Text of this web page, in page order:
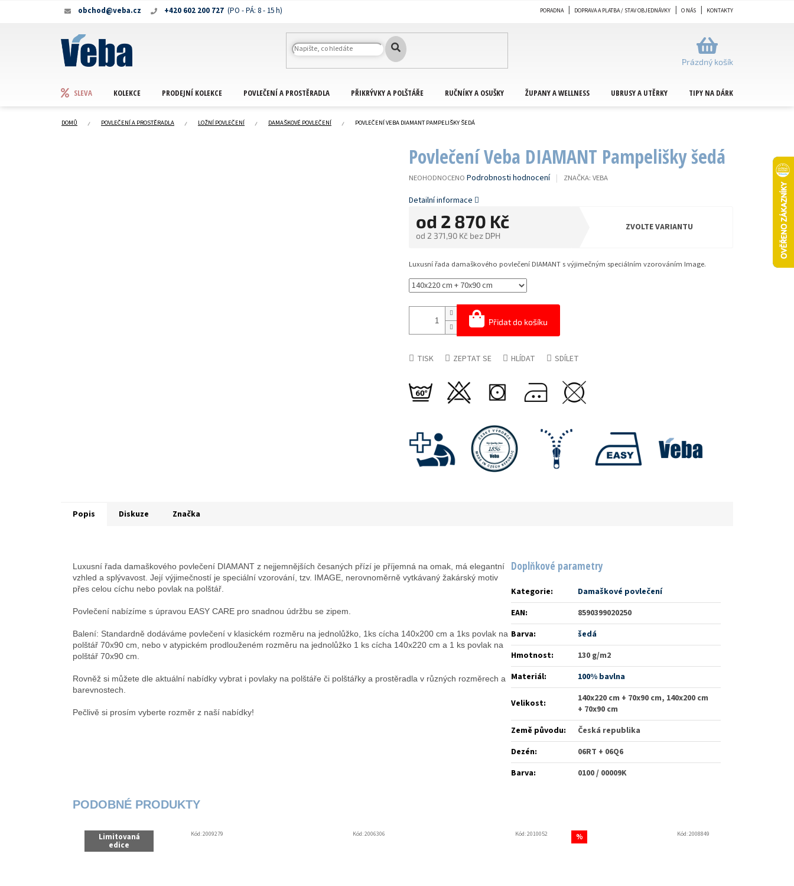
+420 602 200 727
obchod@veba.cz PORADNA DOPRAVA A PLATBA / STAV OBJEDNÁVKY O NÁS KONTAKTY
NÁKUPNÍ
KOŠÍK
Prázdný košík
SLEVA KOLEKCE PRODEJNÍ KOLEKCE POVLEČENÍ A PROSTĚRADLA PŘIKRÝVKY A POLŠTÁŘE RUČNÍKY A OSUŠKY ŽUPANY A WELLNESS UBRUSY A UTĚRKY TIPY NA DÁRKY
DOMŮ POVLEČENÍ A PROSTĚRADLA LOŽNÍ POVLEČENÍ DAMAŠKOVÉ POVLEČENÍ POVLEČENÍ VEBA DIAMANT PAMPELIŠKY ŠEDÁ
Povlečení Veba DIAMANT Pampelišky šedá
PRŮMĚRNÉ
PRODUKTU
NEOHODNOCENO Podrobnosti hodnocení ZNAČKA: VEBA
od 2 870 Kč
od 2 371,90 Kč bez DPH
cena:
ZVOLTE VARIANTU
Přidat do košíku
Luxusní řada damaškového povlečení DIAMANT s výjimečným speciálním vzorováním Image.
Detailní informace
TISK ZEPTAT SE HLÍDAT SDÍLET
Popis Diskuze Značka
Luxusní řada damaškového povlečení DIAMANT z nejjemnějších česaných přízí je příjemná na omak, má elegantní
vzhled a splývavost. Její výjimečností je speciální vzorování, tzv. IMAGE, nerovnoměrně vytkávaný žakárský motiv
přes celou cíchu nebo povlak na polštář.
Povlečení nabízíme s úpravou EASY CARE pro snadnou údržbu se zipem.
Balení: Standardně dodáváme povlečení v klasickém rozměru na jednolůžko, 1ks cícha 140x200 cm a 1ks povlak na
polštář 70x90 cm, nebo v atypickém prodlouženém rozměru na jednolůžko 1 ks cícha 140x220 cm a 1 ks povlak na
polštář 70x90 cm.
Rovněž si můžete dle aktuální nabídky vybrat i povlaky na polštáře či polštářky a prostěradla v různých rozměrech a
barevnostech.
Pečlivě si prosím vyberte rozměr z naší nabídky!
Doplňkové parametry
Kategorie:
Damaškové povlečení
EAN:
8590399020250
Barva:
šedá
Hmotnost:
130 g/m2
Materiál: 100% bavlna
Velikost:
140x220 cm + 70x90 cm, 140x200 cm
+ 70x90 cm
Země původu:
Česká republika
Dezén:
06RT + 06Q6
Barva: 0100 / 00009K
Limitovaná
edice
Kód:2009279 Kód:2006306 Kód:2010052 % Kód:2008849